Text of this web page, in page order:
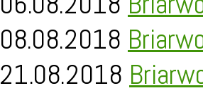
08.08.2018
21.08.2018